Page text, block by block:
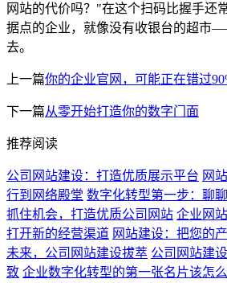
网站的代价吗？"在这个扫码比握手还
据点的企业，就像没有收银台的超市
去。
上一篇你的企业官网，可能正在错过
下一篇从零开始打造你的数字门面
推荐阅读
公司网站建设：打造优质展示平台 网
行到网络殿堂 数字化转型第一步：聊
抓住机会，打造优质公司网站 企业网
打开新的经营渠道 网站建设：把您的
未来，公司网站建设拔萃 公司网站建
致 企业数字化转型的第一张名片该怎么